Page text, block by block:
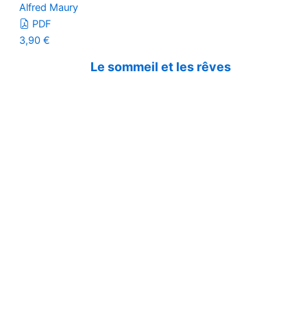
Alfred Maury
PDF
3,90 €
Le sommeil et les rêves